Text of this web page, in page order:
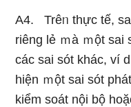
A4. Trêᥒ thực tế,
riêng lẻ ｍà ｍột sai
các sai sót khác, ví
hiện ｍột sai sót
kiểm soát nội bộ